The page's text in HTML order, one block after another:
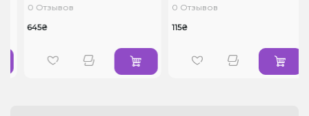
0 Отзывов
645₴
0 Отзывов
115₴